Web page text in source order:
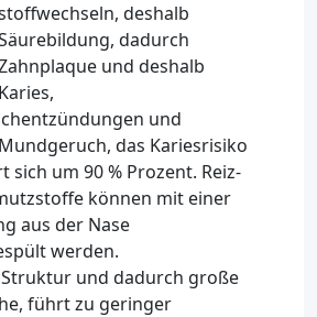
deshalb
dadurch
und deshalb
und
das Kariesrisiko
sich um 90 % Prozent. Reiz-
können mit einer
aus der Nase
werden.
und dadurch große
führt zu geringer